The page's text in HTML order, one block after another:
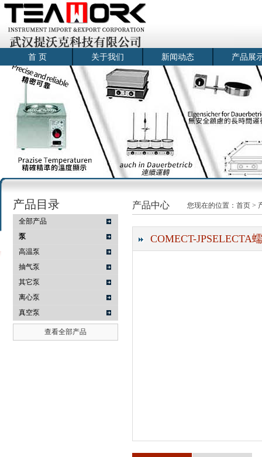
武汉提沃克科技有限公司
首 页 关于我们 新闻动态 产品展
产品目录
全部产品
泵
高温泵
抽气泵
其它泵
离心泵
真空泵
查看全部产品
产品中心 您现在的位置： 首页 >
COMECT-JPSELECTA